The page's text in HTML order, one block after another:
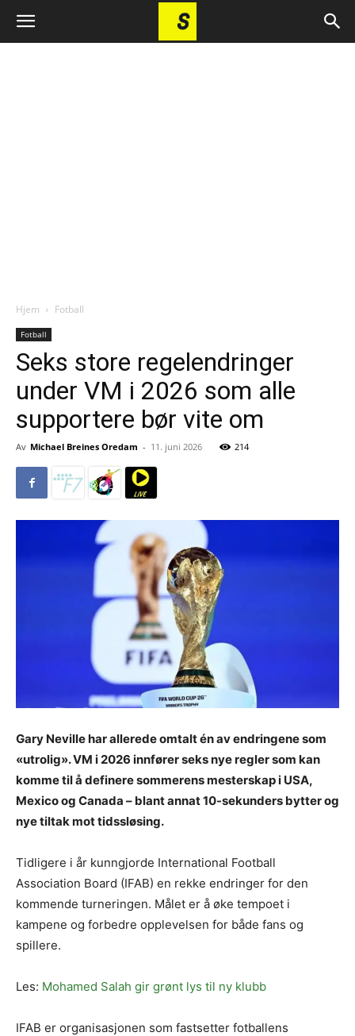
Hjem Fotball
Fotball
Seks store regelendringer
under VM i 2026 som alle
supportere bør vite om
Av Michael Breines Oredam - 11. juni 2026 214
Gary Neville har allerede omtalt én av endringene som
«utrolig». VM i 2026 innfører seks nye regler som kan
komme til å definere sommerens mesterskap i USA,
Mexico og Canada – blant annat 10-sekunders bytter og
nye tiltak mot tidssløsing.
Tidligere i år kunngjorde International Football
Association Board (IFAB) en rekke endringer for den
kommende turneringen. Målet er å øke tempoet i
kampene og forbedre opplevelsen for både fans og
spillere.
Les: Mohamed Salah gir grønt lys til ny klubb
IFAB er organisasjonen som fastsetter fotballens